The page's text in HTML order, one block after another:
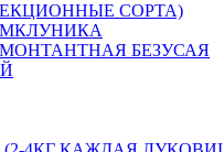
СОРТА)
БЕЗУСАЯ